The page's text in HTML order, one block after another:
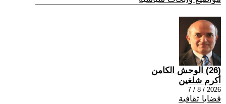
(26) الوحش الكامن
أكرم شلغين
2026 / 8 / 7
قضايا ثقافية